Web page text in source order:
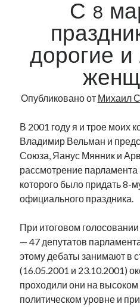
Личное
Нарва и северо-восток
Образование
Фотографии
Экономика
Эстония и Россия
Юмор
Метки
radio narva
ансиппиада
в поисках здравого смысла
С 8
дорогие
Опубликовано от Михаил
В 2001 году я и трое моих
Владимир Вельман и
Союза, Яанус Мянник и
рассмотрение парламента
которого было придать 8-
официального праздника.
При итоговом
— 47 депутатов
этому дебаты занимают в
(16.05.2001 и 23.10.2001)
проходили они на
политическом уровне и